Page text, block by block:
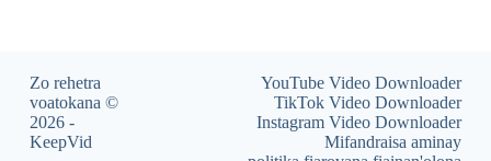
Zo rehetra
voatokana ©
2026 -
KeepVid
YouTube Video Downloader
TikTok Video Downloader
Instagram Video Downloader
Mifandraisa aminay